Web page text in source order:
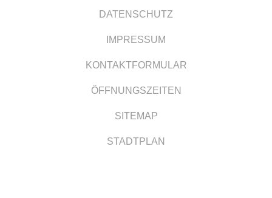
DATENSCHUTZ
IMPRESSUM
KONTAKTFORMULAR
ÖFFNUNGSZEITEN
SITEMAP
STADTPLAN